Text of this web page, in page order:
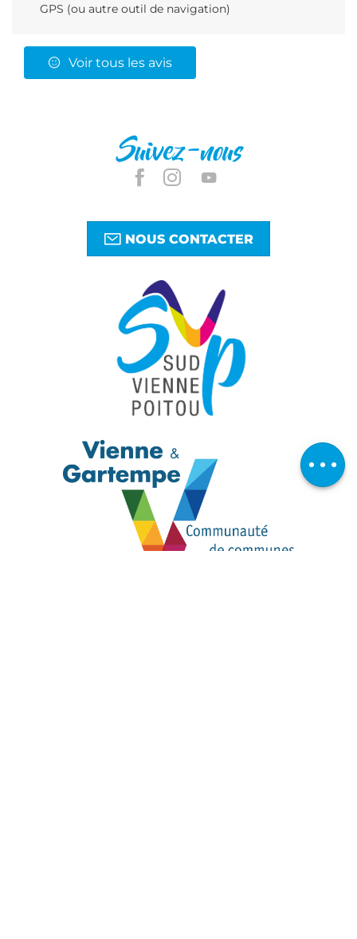
GPS (ou autre outil de navigation)
Voir tous les avis
Suivez-nous
NOUS CONTACTER